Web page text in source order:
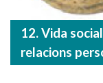
12. Vida
relacions